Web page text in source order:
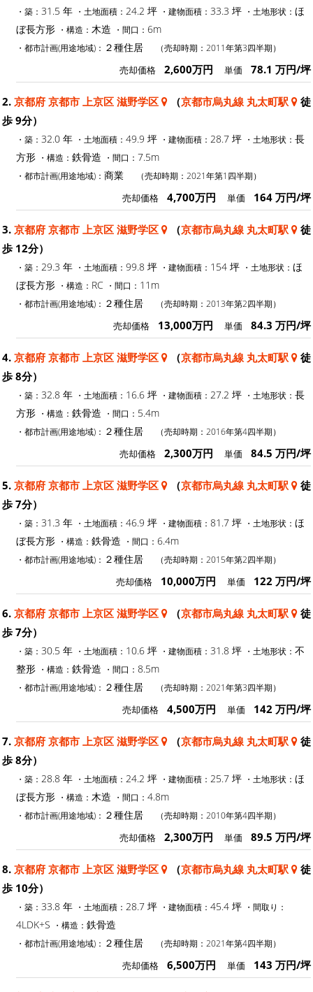
・築： 31.5 年 ・土地面積： 24.2 坪 ・建物面積： 33.3 坪 ・土地形状： ほ
ぼ長方形 ・構造： 木造 ・間口： 6m
・都市計画(用途地域)： ２種住居 （売却時期：2011年第3四半期）
売却価格 2,600万円 単価 78.1 万円/坪
2. 京都府 京都市 上京区 滋野学区 （京都市烏丸線 丸太町駅
徒
歩 9分）
・築： 32.0 年 ・土地面積： 49.9 坪 ・建物面積： 28.7 坪 ・土地形状： 長
方形 ・構造： 鉄骨造 ・間口： 7.5m
・都市計画(用途地域)： 商業 （売却時期：2021年第1四半期）
売却価格 4,700万円 単価 164 万円/坪
3. 京都府 京都市 上京区 滋野学区 （京都市烏丸線 丸太町駅
徒
歩 12分）
・築： 29.3 年 ・土地面積： 99.8 坪 ・建物面積： 154 坪 ・土地形状： ほ
ぼ長方形 ・構造： RC ・間口： 11m
・都市計画(用途地域)： ２種住居 （売却時期：2013年第2四半期）
売却価格 13,000万円 単価 84.3 万円/坪
4. 京都府 京都市 上京区 滋野学区 （京都市烏丸線 丸太町駅
徒
歩 8分）
・築： 32.8 年 ・土地面積： 16.6 坪 ・建物面積： 27.2 坪 ・土地形状： 長
方形 ・構造： 鉄骨造 ・間口： 5.4m
・都市計画(用途地域)： ２種住居 （売却時期：2016年第4四半期）
売却価格 2,300万円 単価 84.5 万円/坪
5. 京都府 京都市 上京区 滋野学区 （京都市烏丸線 丸太町駅
徒
歩 7分）
・築： 31.3 年 ・土地面積： 46.9 坪 ・建物面積： 81.7 坪 ・土地形状： ほ
ぼ長方形 ・構造： 鉄骨造 ・間口： 6.4m
・都市計画(用途地域)： ２種住居 （売却時期：2015年第2四半期）
売却価格 10,000万円 単価 122 万円/坪
6. 京都府 京都市 上京区 滋野学区 （京都市烏丸線 丸太町駅
徒
歩 7分）
・築： 30.5 年 ・土地面積： 10.6 坪 ・建物面積： 31.8 坪 ・土地形状： 不
整形 ・構造： 鉄骨造 ・間口： 8.5m
・都市計画(用途地域)： ２種住居 （売却時期：2021年第3四半期）
売却価格 4,500万円 単価 142 万円/坪
7. 京都府 京都市 上京区 滋野学区 （京都市烏丸線 丸太町駅
徒
歩 8分）
・築： 28.8 年 ・土地面積： 24.2 坪 ・建物面積： 25.7 坪 ・土地形状： ほ
ぼ長方形 ・構造： 木造 ・間口： 4.8m
・都市計画(用途地域)： ２種住居 （売却時期：2010年第4四半期）
売却価格 2,300万円 単価 89.5 万円/坪
8. 京都府 京都市 上京区 滋野学区 （京都市烏丸線 丸太町駅
徒
歩 10分）
・築： 33.8 年 ・土地面積： 28.7 坪 ・建物面積： 45.4 坪 ・間取り：
4LDK+S ・構造： 鉄骨造
・都市計画(用途地域)： ２種住居 （売却時期：2021年第4四半期）
売却価格 6,500万円 単価 143 万円/坪